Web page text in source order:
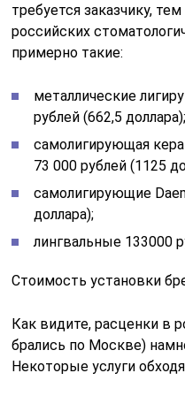
требуется заказчику,
российских
примерно такие:
металлические
рублей (662,5 доллара);
самолигирующая
73 000 рублей (1125
самолигирующие
доллара);
лингвальные 133000
Стоимость установки
Как видите, расценки в
брались по Москве)
Некоторые услуги